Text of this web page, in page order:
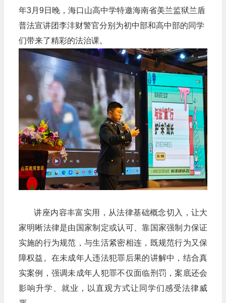
年3月9日晚，海口山高中学特邀海南省美兰监狱兰盾
普法宣讲团李沣财警官分别为初中部和高中部的同学
们带来了精彩的法治课。
讲座内容丰富实用，从法律基础概念切入，让大
家明晰法律是由国家制定或认可、靠国家强制力保证
实施的行为规范，与生活紧密相连，既规范行为又保
障权益。在未成年人违法犯罪后果的讲解中，结合真
实案例，强调未成年人犯罪不仅面临刑罚，案底还会
影响升学、就业，以直观方式让同学们感受法律威